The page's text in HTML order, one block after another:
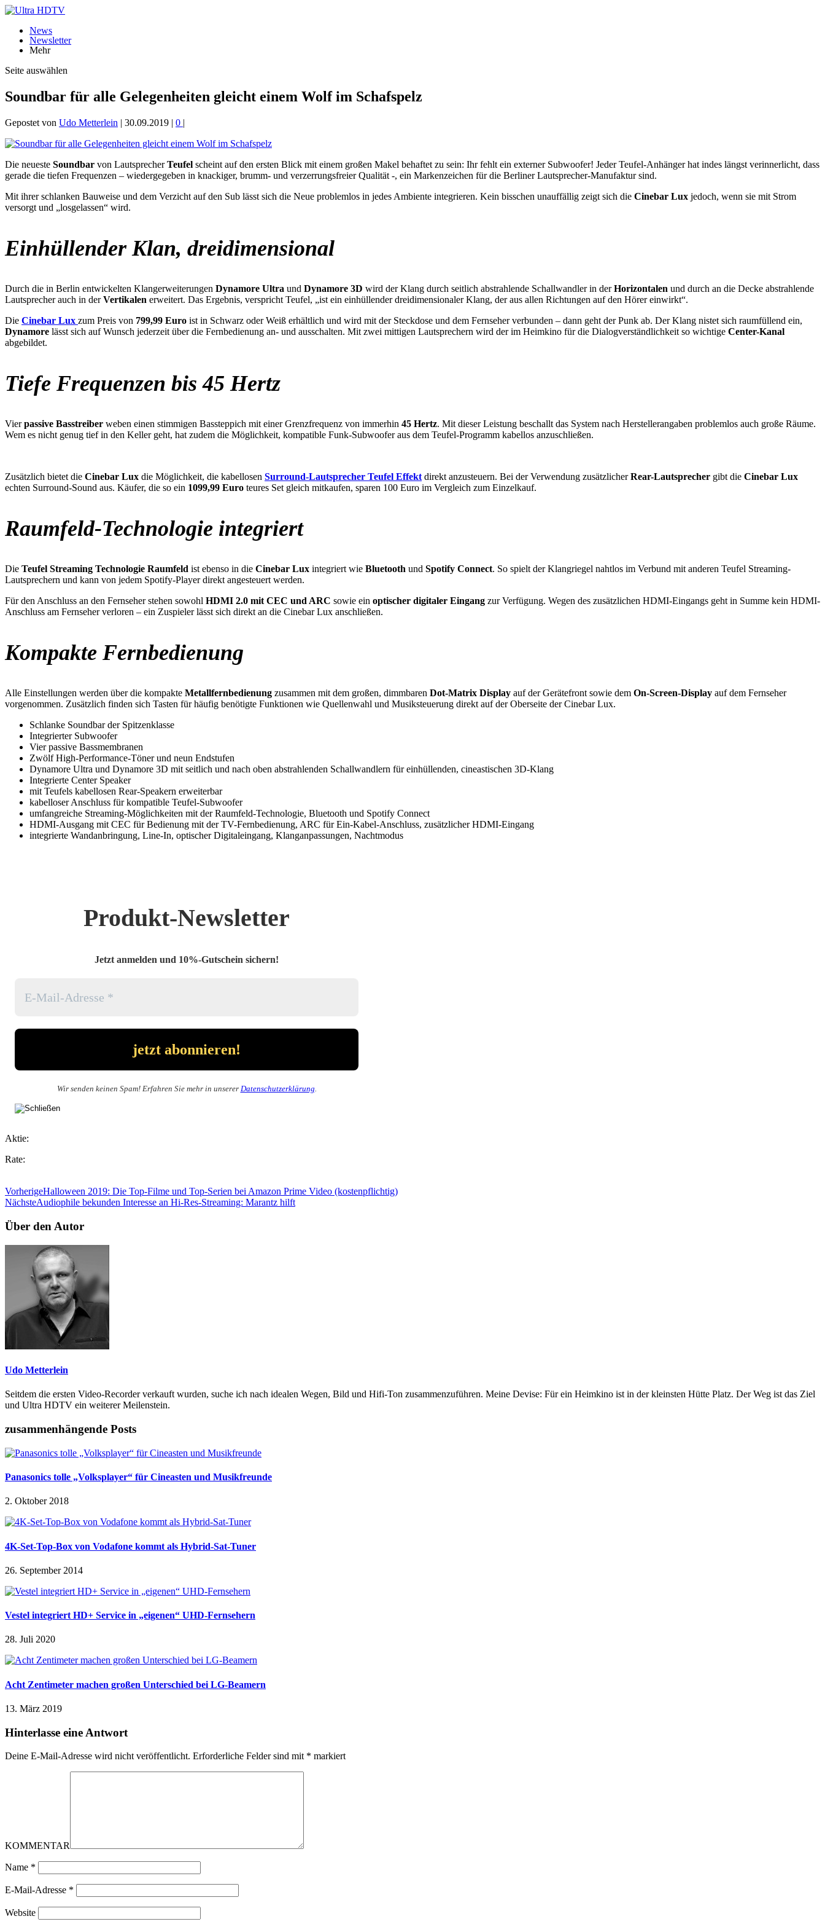
News
Newsletter
Mehr
Seite auswählen
Soundbar für alle Gelegenheiten gleicht einem Wolf im Schafspelz
Gepostet von Udo Metterlein | 30.09.2019 | 0 |
Die neueste Soundbar von LautsprecherTeufel scheint auf den ersten Blick mit einem großen Makel behaftet zu sein: Ihr fehlt ein externer Subwoofer! Jeder Teufel-Anhänger hat indes längst verinnerlicht, dass
gerade die tiefen Frequenzen – wiedergegeben in knackiger, brumm- und verzerrungsfreier Qualität -, ein Markenzeichen für die Berliner Lautsprecher-Manufaktur sind.
Mit ihrer schlanken Bauweise und dem Verzicht auf den Sub lässt sich die Neue problemlos in jedes Ambiente integrieren. Kein bisschen unauffällig zeigt sich die Cinebar Lux jedoch, wenn sie mit Strom
versorgt und „losgelassen“ wird.
Einhüllender Klan, dreidimensional
Durch die in Berlin entwickelten Klangerweiterungen Dynamore Ultra und Dynamore 3D wird der Klang durch seitlich abstrahlende Schallwandler in derHorizontalen und durch an die Decke abstrahlende
Lautsprecher auch in derVertikalen erweitert. Das Ergebnis, verspricht Teufel, „ist ein einhüllender dreidimensionaler Klang, der aus allen Richtungen auf den Hörer einwirkt“.
Die Cinebar Lux zum Preis von 799,99 Euro ist in Schwarz oder Weiß erhältlich und wird mit der Steckdose und dem Fernseher verbunden – dann geht der Punk ab. Der Klang nistet sich raumfüllend ein,
Dynamore lässt sich auf Wunsch jederzeit über die Fernbedienung an- und ausschalten. Mit zwei mittigen Lautsprechern wird der im Heimkino für die Dialogverständlichkeit so wichtige Center-Kanal
abgebildet.
Tiefe Frequenzen bis 45 Hertz
Vierpassive Basstreiber weben einen stimmigen Bassteppich mit einer Grenzfrequenz von immerhin 45 Hertz. Mit dieser Leistung beschallt das System nach Herstellerangaben problemlos auch große Räume.
Wem es nicht genug tief in den Keller geht, hat zudem die Möglichkeit, kompatible Funk-Subwoofer aus dem Teufel-Programm kabellos anzuschließen.
Zusätzlich bietet die Cinebar Lux die Möglichkeit, die kabellosen Surround-Lautsprecher Teufel Effekt direkt anzusteuern. Bei der Verwendung zusätzlicherRear-Lautsprecher gibt die Cinebar Lux
echten Surround-Sound aus. Käufer, die so ein 1099,99 Euro teures Set gleich mitkaufen, sparen 100 Euro im Vergleich zum Einzelkauf.
Raumfeld-Technologie integriert
Die Teufel Streaming Technologie Raumfeld ist ebenso in die Cinebar Lux integriert wie Bluetooth und Spotify Connect. So spielt der Klangriegel nahtlos im Verbund mit anderen Teufel Streaming-
Lautsprechern und kann von jedem Spotify-Player direkt angesteuert werden.
Für den Anschluss an den Fernseher stehen sowohl HDMI 2.0 mit CEC und ARC sowie ein optischer digitaler Eingang zur Verfügung. Wegen des zusätzlichen HDMI-Eingangs geht in Summe kein HDMI-
Anschluss am Fernseher verloren – ein Zuspieler lässt sich direkt an die Cinebar Lux anschließen.
Kompakte Fernbedienung
Alle Einstellungen werden über die kompakte Metallfernbedienung zusammen mit dem großen, dimmbaren Dot-Matrix Display auf der Gerätefront sowie dem On-Screen-Display auf dem Fernseher
vorgenommen. Zusätzlich finden sich Tasten für häufig benötigte Funktionen wie Quellenwahl und Musiksteuerung direkt auf der Oberseite der Cinebar Lux.
Schlanke Soundbar der Spitzenklasse
Integrierter Subwoofer
Vier passive Bassmembranen
Zwölf High-Performance-Töner und neun Endstufen
Dynamore Ultra und Dynamore 3D mit seitlich und nach oben abstrahlenden Schallwandlern für einhüllenden, cineastischen 3D-Klang
Integrierte Center Speaker
mit Teufels kabellosen Rear-Speakern erweiterbar
kabelloser Anschluss für kompatible Teufel-Subwoofer
umfangreiche Streaming-Möglichkeiten mit der Raumfeld-Technologie, Bluetooth und Spotify Connect
HDMI-Ausgang mit CEC für Bedienung mit der TV-Fernbedienung, ARC für Ein-Kabel-Anschluss, zusätzlicher HDMI-Eingang
integrierte Wandanbringung, Line-In, optischer Digitaleingang, Klanganpassungen, Nachtmodus
Produkt-Newsletter
Jetzt anmelden und 10%-Gutschein sichern!
Wir senden keinen Spam! Erfahren Sie mehr in unserer Datenschutzerklärung.
Aktie:
Rate:
VorherigeHalloween 2019: Die Top-Filme und Top-Serien bei Amazon Prime Video (kostenpflichtig)
NächsteAudiophile bekunden Interesse an Hi-Res-Streaming: Marantz hilft
Über den Autor
Udo Metterlein
Seitdem die ersten Video-Recorder verkauft wurden, suche ich nach idealen Wegen, Bild und Hifi-Ton zusammenzuführen. Meine Devise: Für ein Heimkino ist in der kleinsten Hütte Platz. Der Weg ist das Ziel
und Ultra HDTV ein weiterer Meilenstein.
zusammenhängende Posts
Panasonics tolle „Volksplayer“ für Cineasten und Musikfreunde
2. Oktober 2018
4K-Set-Top-Box von Vodafone kommt als Hybrid-Sat-Tuner
26. September 2014
Vestel integriert HD+ Service in „eigenen“ UHD-Fernsehern
28. Juli 2020
Acht Zentimeter machen großen Unterschied bei LG-Beamern
13. März 2019
Hinterlasse eine Antwort
Deine E-Mail-Adresse wird nicht veröffentlicht. Erforderliche Felder sind mit * markiert
KOMMENTAR
Name *
E-Mail-Adresse *
Website